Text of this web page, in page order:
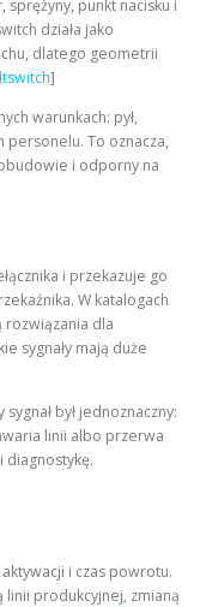
punkt nacisku i
działa jako
dlatego geometrii
]
warunkach: pył,
To oznacza,
i odporny na
i przekazuje go
W katalogach
dla
sygnały mają duże
był jednoznaczny:
linii albo przerwa
diagnostykę.
i czas powrotu.
produkcyjnej, zmianą